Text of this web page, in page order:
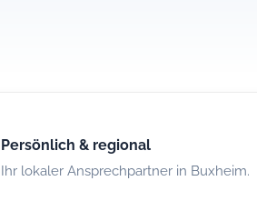
Persönlich & regional
Ihr lokaler Ansprechpartner in Buxheim.